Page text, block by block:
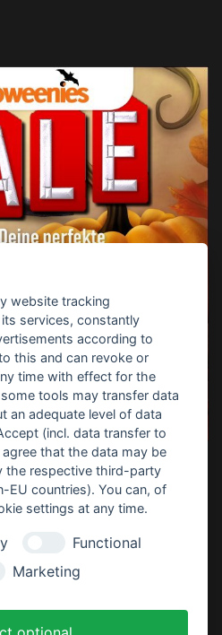
Haunt Download
Anleitung
Kostenlos Gratis
website tracking
services, constantly
according to
this and can revoke or
time with effect for the
tools may transfer data
an adequate level of data
(incl. data transfer to
that the data may be
the respective third-party
EU countries). You can, of
settings at any time.
Functional
Marketing